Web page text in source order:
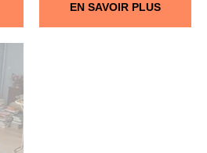
EN SAVOIR PLUS